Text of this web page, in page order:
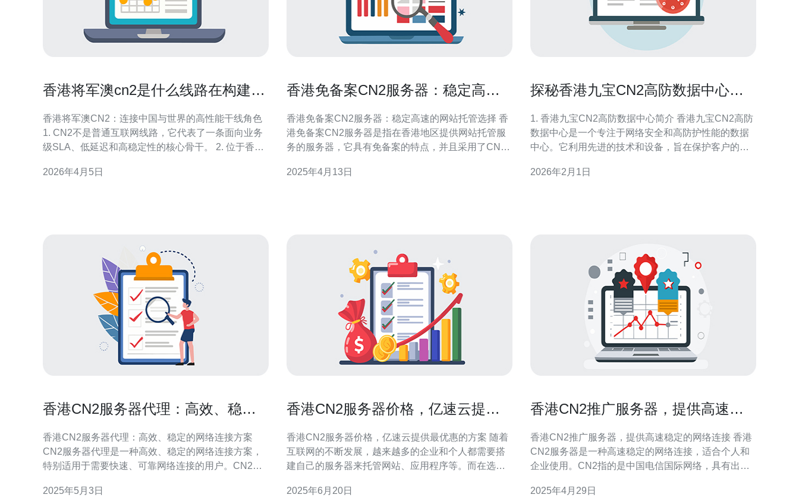
香港将军澳cn2是什么线路在构建海
香港将军澳CN2：连接中国与世界的高性能干线角色
1. CN2不是普通互联网线路，它代表了一条面向业务
级SLA、低延迟和高稳定性的核心骨干。 2. 位于香港
心，成为构建可靠海外访问链路的枢纽。 3. 对于需要
2026年4月5日
香港免备案CN2服务器：稳定高速
香港免备案CN2服务器：稳定高速的网站托管选择 香
港免备案CN2服务器是指在香港地区提供网站托管服
务的服务器，它具有免备案的特点，并且采用了CN2
个网站来说，稳定性和高速性是非常重要的。稳定性
2025年4月13日
探秘香港九宝CN2高防数据中心的
1. 香港九宝CN2高防数据中心简介 香港九宝CN2高防
数据中心是一个专注于网络安全和高防护性能的数据
中心。它利用先进的技术和设备，旨在保护客户的信
可以安心托管自己的业务，确保数据的安全性和稳定
2026年2月1日
香港CN2服务器代理：高效、稳定
香港CN2服务器代理：高效、稳定的网络连接方案
CN2服务器代理是一种高效、稳定的网络连接方案，
特别适用于需要快速、可靠网络连接的用户。CN2代
色的网络连接速度和稳定性。 香港CN2服务器代理通
2025年5月3日
香港CN2服务器价格，亿速云提供
香港CN2服务器价格，亿速云提供最优惠的方案 随着
互联网的不断发展，越来越多的企业和个人都需要搭
建自己的服务器来托管网站、应用程序等。而在选择
个重要的考量因素。 CN2服务器是指连接到中国电信
2025年6月20日
香港CN2推广服务器，提供高速稳
香港CN2推广服务器，提供高速稳定的网络连接 香港
CN2服务器是一种高速稳定的网络连接，适合个人和
企业使用。CN2指的是中国电信国际网络，具有出色
中心，拥有先进的网络基础设施和优越的地理位置，
2025年4月29日